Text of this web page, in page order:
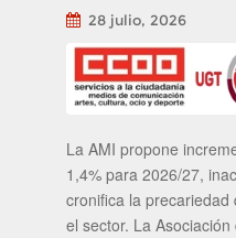
28 julio, 2026
La AMI propone
1,4% para 2026/27,
cronifica la
el sector. La